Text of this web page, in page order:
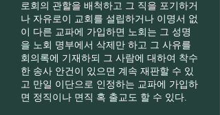
로회의 관할을 배척하고 그 직을 포기하거
나 자유로이 교회를 설립하거나 이명서 없
이 다른 교파에 가입하면 노회는 그 성명
을 노회 명부에서 삭제만 하고 그 사유를
회의록에 기재하되 그 사람에 대하여 착수
한 송사 안건이 있으면 계속 재판할 수 있
고 만일 이단으로 인정하는 교파에 가입하
면 정직이나 면직 혹 출교도 할 수 있다.